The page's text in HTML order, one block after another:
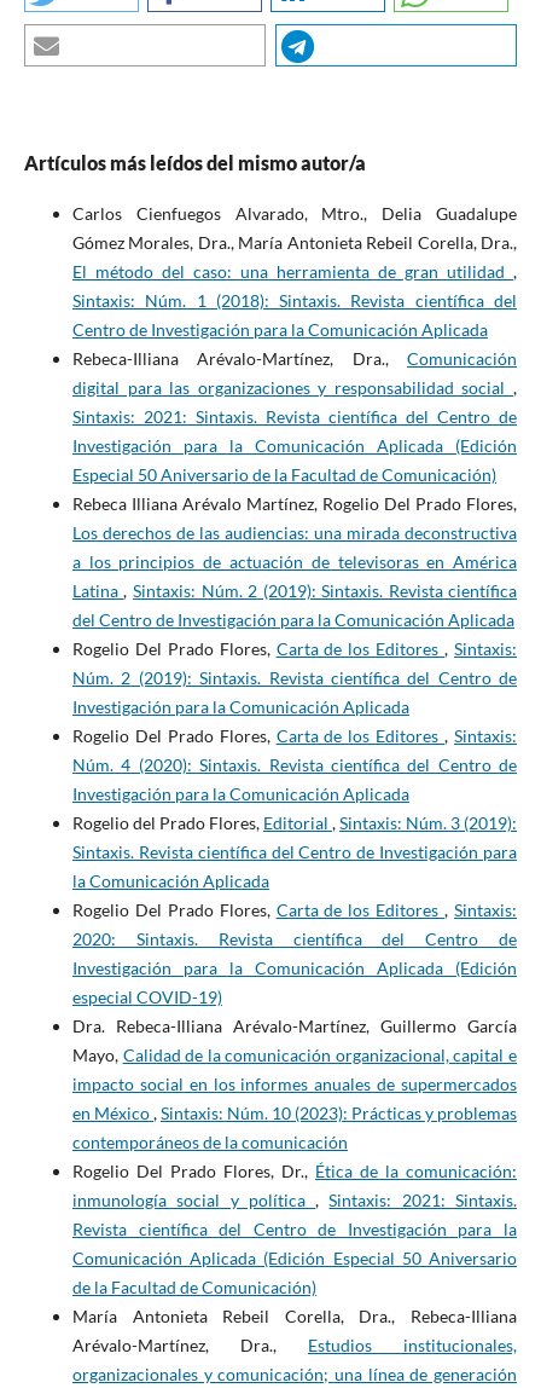
Artículos más leídos del mismo autor/a
Carlos Cienfuegos Alvarado, Mtro., Delia Guadalupe
Gómez Morales, Dra., María Antonieta Rebeil Corella, Dra.,
El método del caso: una herramienta de gran utilidad,
Sintaxis: Núm. 1 (2018): Sintaxis. Revista científica del
Centro de Investigación para la Comunicación Aplicada
Rebeca-Illiana Arévalo-Martínez, Dra.,Comunicación
digital para las organizaciones y responsabilidad social,
Sintaxis: 2021: Sintaxis. Revista científica del Centro de
Investigación para la Comunicación Aplicada (Edición
Especial 50 Aniversario de la Facultad de Comunicación)
Rebeca Illiana Arévalo Martínez, Rogelio Del Prado Flores,
Los derechos de las audiencias: una mirada deconstructiva
a los principios de actuación de televisoras en América
Latina, Sintaxis: Núm. 2 (2019): Sintaxis. Revista científica
del Centro de Investigación para la Comunicación Aplicada
Rogelio Del Prado Flores, Carta de los Editores,Sintaxis:
Núm. 2 (2019): Sintaxis. Revista científica del Centro de
Investigación para la Comunicación Aplicada
Rogelio Del Prado Flores, Carta de los Editores,Sintaxis:
Núm. 4 (2020): Sintaxis. Revista científica del Centro de
Investigación para la Comunicación Aplicada
Rogelio del Prado Flores, Editorial,Sintaxis: Núm. 3 (2019):
Sintaxis. Revista científica del Centro de Investigación para
la Comunicación Aplicada
Rogelio Del Prado Flores, Carta de los Editores,Sintaxis:
2020: Sintaxis. Revista científica del Centro de
Investigación para la Comunicación Aplicada (Edición
especial COVID-19)
Dra. Rebeca-Illiana Arévalo-Martínez, Guillermo García
Mayo, Calidad de la comunicación organizacional, capital e
impacto social en los informes anuales de supermercados
en México,Sintaxis: Núm. 10 (2023): Prácticas y problemas
contemporáneos de la comunicación
Rogelio Del Prado Flores, Dr., Ética de la comunicación:
inmunología social y política,Sintaxis: 2021: Sintaxis.
Revista científica del Centro de Investigación para la
Comunicación Aplicada (Edición Especial 50 Aniversario
de la Facultad de Comunicación)
María Antonieta Rebeil Corella, Dra., Rebeca-Illiana
Arévalo-Martínez, Dra., Estudios institucionales,
organizacionales y comunicación; una línea de generación